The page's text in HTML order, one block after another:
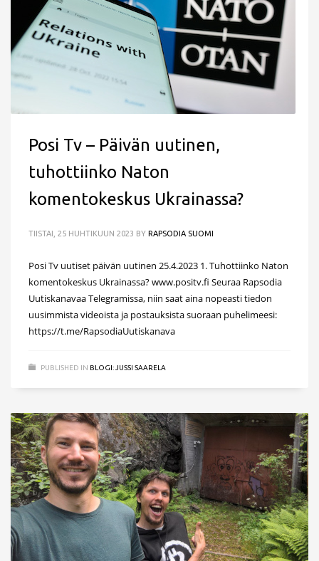
Posi Tv – Päivän uutinen,
tuhottiinko Naton
komentokeskus Ukrainassa?
TIISTAI, 25 HUHTIKUUN 2023 BY RAPSODIA SUOMI
Posi Tv uutiset päivän uutinen 25.4.2023 1. Tuhottiinko Naton
komentokeskus Ukrainassa? www.positv.fi Seuraa Rapsodia
Uutiskanavaa Telegramissa, niin saat aina nopeasti tiedon
uusimmista videoista ja postauksista suoraan puhelimeesi:
https://t.me/RapsodiaUutiskanava
PUBLISHED IN BLOGI: JUSSI SAARELA